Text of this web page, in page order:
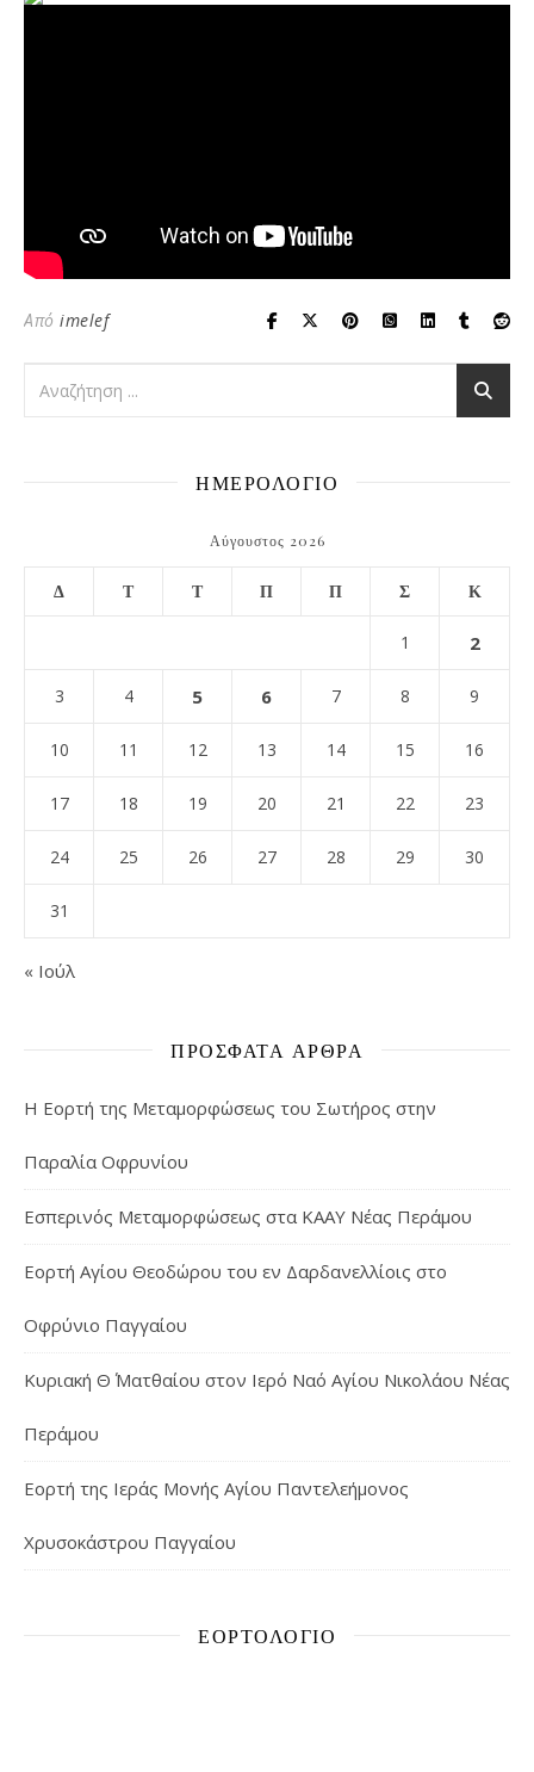
Από imelef
ΗΜΕΡΟΛΟΓΙΟ
Αύγουστος 2026
Δ Τ Τ Π Π Σ Κ
1 2
3 4 5 6 7 8 9
10 11 12 13 14 15 16
17 18 19 20 21 22 23
24 25 26 27 28 29 30
31
« Ιούλ
ΠΡΌΣΦΑΤΑ ΆΡΘΡΑ
Η Εορτή της Μεταμορφώσεως του Σωτήρος στην
Παραλία Οφρυνίου
Εσπερινός Μεταμορφώσεως στα ΚΑΑΥ Νέας Περάμου
Εορτή Αγίου Θεοδώρου του εν Δαρδανελλίοις στο
Οφρύνιο Παγγαίου
Κυριακή Θ΄ Ματθαίου στον Ιερό Ναό Αγίου Νικολάου Νέας
Περάμου
Εορτή της Ιεράς Μονής Αγίου Παντελεήμονος
Χρυσοκάστρου Παγγαίου
ΕΟΡΤΟΛΌΓΙΟ